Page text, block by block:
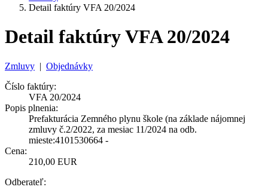
Detail faktúry VFA 20/2024
Detail faktúry VFA 20/2024
Zmluvy | Objednávky
Číslo faktúry:
VFA 20/2024
Popis plnenia:
Prefakturácia Zemného plynu škole (na základe nájomnej
zmluvy č.2/2022, za mesiac 11/2024 na odb.
mieste:4101530664 -
Cena:
210,00 EUR
Odberateľ: